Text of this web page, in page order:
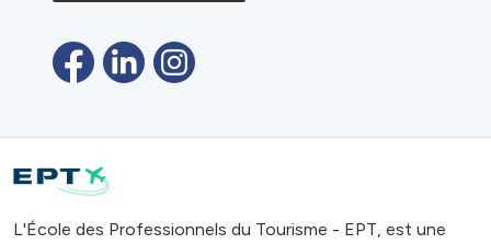
L'École des Professionnels du Tourisme - EPT, est une